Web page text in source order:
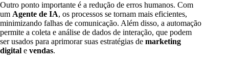
Outro ponto importante é a redução de erros humanos. Com
um Agente de IA, os processos se tornam mais eficientes,
minimizando falhas de comunicação. Além disso, a automação
permite a coleta e análise de dados de interação, que podem
ser usados para aprimorar suas estratégias de marketing
digital e vendas.